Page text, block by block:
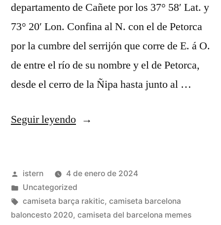
departamento de Cañete por los 37° 58′ Lat. y
73° 20′ Lon. Confina al N. con el de Petorca
por la cumbre del serrijón que corre de E. á O.
de entre el río de su nombre y el de Petorca,
desde el cerro de la Ñipa hasta junto al …
Seguir leyendo«bayern
Publicado
por
istern
4 de enero de 2024
Publicado
en
Uncategorized
Etiquetas:
camiseta barça rakitic, camiseta barcelona
baloncesto 2020, camiseta del barcelona memes